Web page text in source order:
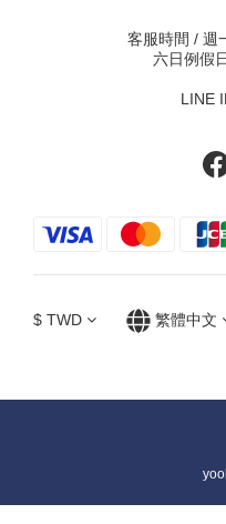
客服時間 / 週
六日例假
LINE
$ TWD 繁體中文